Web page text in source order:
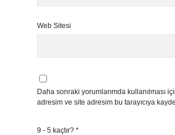
Web Sitesi
Daha sonraki yorumlarımda kullanılması
adresim ve site adresim bu tarayıcıya
9 - 5 kaçtır? *